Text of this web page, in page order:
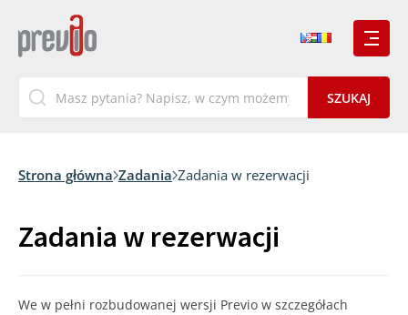
Strona główna Zadania Zadania w rezerwacji
Zadania w rezerwacji
We w pełni rozbudowanej wersji Previo w szczegółach